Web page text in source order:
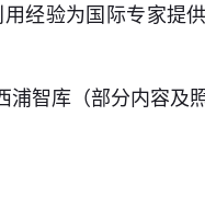
用经验为国际专家提
浦智库（部分内容及